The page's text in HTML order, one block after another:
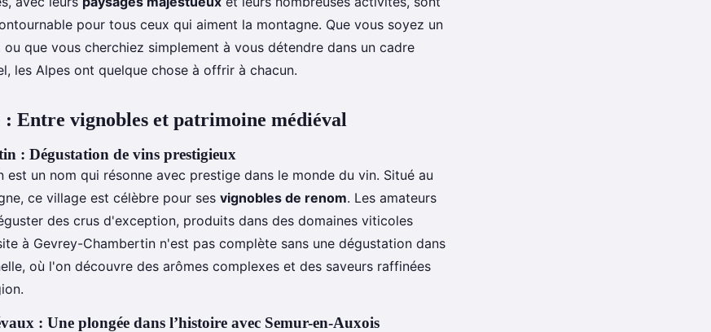
pour tous ceux qui aiment la montagne. Que vous soyez un
que vous cherchiez simplement à vous détendre dans un cadre
les Alpes ont quelque chose à offrir à chacun.
: Entre vignobles et patrimoine médiéval
: Dégustation de vins prestigieux
est un nom qui résonne avec prestige dans le monde du vin. Situé au
ce village est célèbre pour ses vignobles de renom. Les amateurs
des crus d'exception, produits dans des domaines viticoles
à Gevrey-Chambertin n'est pas complète sans une dégustation dans
où l'on découvre des arômes complexes et des saveurs raffinées
: Une plongée dans l’histoire avec Semur-en-Auxois